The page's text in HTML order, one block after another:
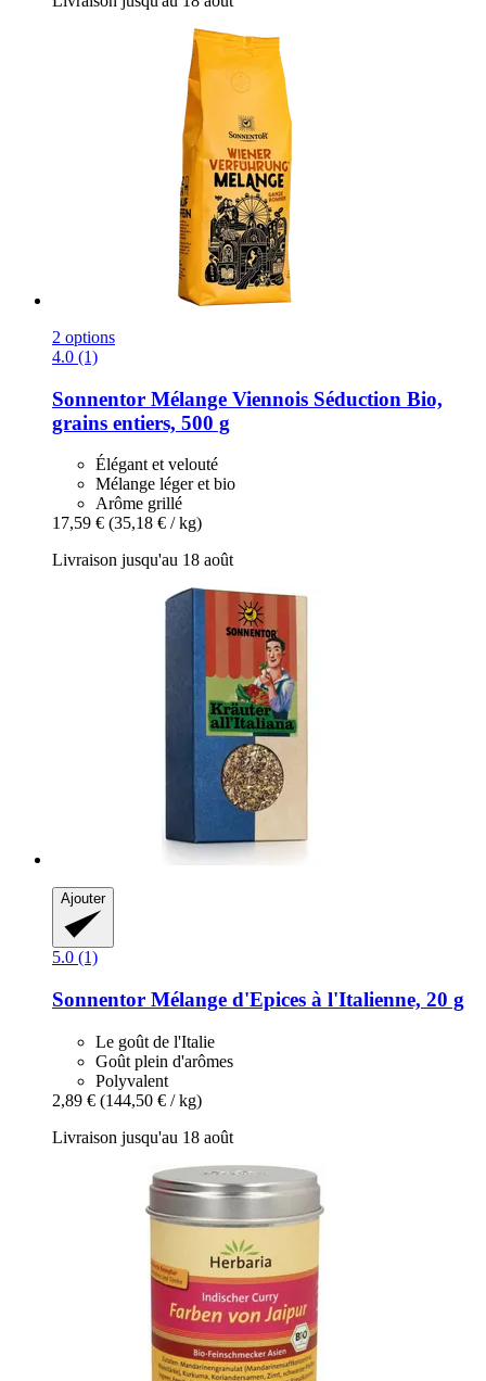
2 options
4.0 (1)
Sonnentor Mélange Viennois Séduction Bio,
grains entiers, 500 g
Élégant et velouté
Mélange léger et bio
Arôme grillé
17,59 € (35,18 € / kg)
Livraison jusqu'au 18 août
Ajouter
5.0 (1)
Sonnentor Mélange d'Epices à l'Italienne, 20 g
Le goût de l'Italie
Goût plein d'arômes
Polyvalent
2,89 € (144,50 € / kg)
Livraison jusqu'au 18 août